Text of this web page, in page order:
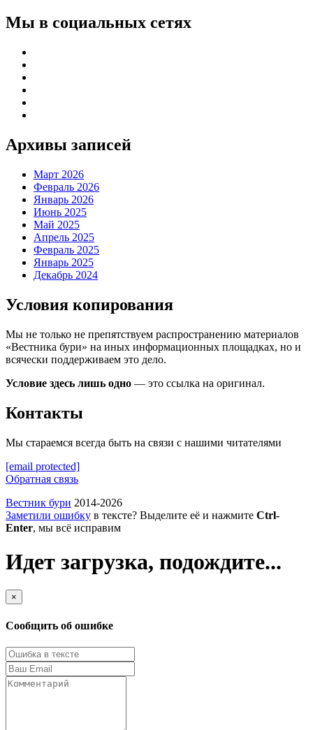
Мы в социальных сетях
Архивы записей
Март 2026
Февраль 2026
Январь 2026
Июнь 2025
Май 2025
Апрель 2025
Февраль 2025
Январь 2025
Декабрь 2024
Условия копирования
Мы не только не препятствуем распространению материалов
«Вестника бури» на иных информационных площадках, но и
всячески поддерживаем это дело.
Условие здесь лишь одно — это ссылка на оригинал.
Контакты
Мы стараемся всегда быть на связи с нашими читателями
[email protected]
Обратная связь
Вестник бури 2014-2026
Заметили ошибку в тексте? Выделите её и нажмите Ctrl-
Enter, мы всё исправим
Идет загрузка, подождите...
×
Сообщить об ошибке